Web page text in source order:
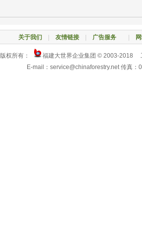
关于我们 友情链接| 广告服务
版权所有：
福建大世界企业集团 © 2003-2018
E-mail：service@chinaforestry.net 传真